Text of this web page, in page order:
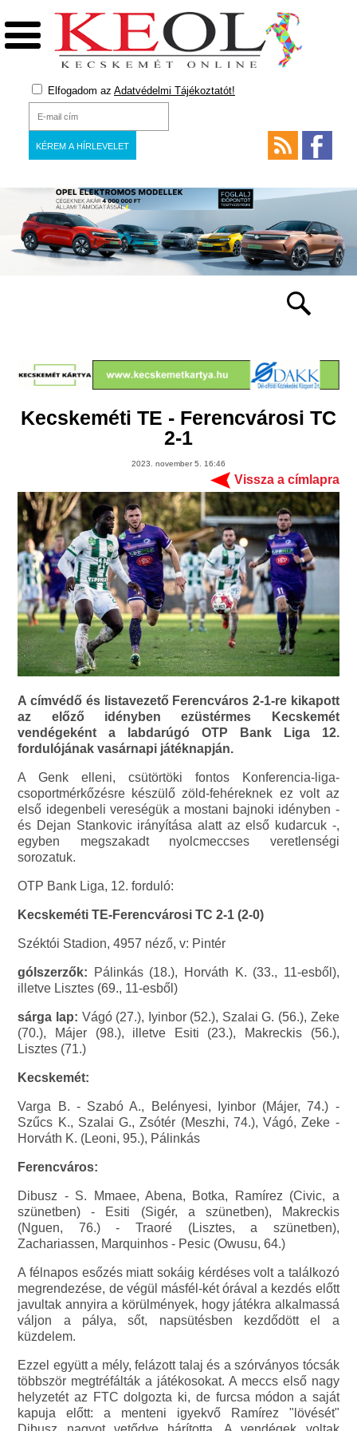
Elfogadom az Adatvédelmi Tájékoztatót!
Kecskeméti TE - Ferencvárosi TC
2-1
2023. november 5. 16:46
Vissza a címlapra
A címvédő és listavezető Ferencváros 2-1-re kikapott
az előző idényben ezüstérmes Kecskemét
vendégeként a labdarúgó OTP Bank Liga 12.
fordulójának vasárnapi játéknapján.
A Genk elleni, csütörtöki fontos Konferencia-liga-
csoportmérkőzésre készülő zöld-fehéreknek ez volt az
első idegenbeli vereségük a mostani bajnoki idényben -
és Dejan Stankovic irányítása alatt az első kudarcuk -,
egyben megszakadt nyolcmeccses veretlenségi
sorozatuk.
OTP Bank Liga, 12. forduló:
Kecskeméti TE-Ferencvárosi TC 2-1 (2-0)
Széktói Stadion, 4957 néző, v: Pintér
gólszerzők: Pálinkás (18.), Horváth K. (33., 11-esből),
illetve Lisztes (69., 11-esből)
sárga lap: Vágó (27.), Iyinbor (52.), Szalai G. (56.), Zeke
(70.), Májer (98.), illetve Esiti (23.), Makreckis (56.),
Lisztes (71.)
Kecskemét:
Varga B. - Szabó A., Belényesi, Iyinbor (Májer, 74.) -
Szűcs K., Szalai G., Zsótér (Meszhi, 74.), Vágó, Zeke -
Horváth K. (Leoni, 95.), Pálinkás
Ferencváros:
Dibusz - S. Mmaee, Abena, Botka, Ramírez (Civic, a
szünetben) - Esiti (Sigér, a szünetben), Makreckis
(Nguen, 76.) - Traoré (Lisztes, a szünetben),
Zachariassen, Marquinhos - Pesic (Owusu, 64.)
A félnapos esőzés miatt sokáig kérdéses volt a találkozó
megrendezése, de végül másfél-két órával a kezdés előtt
javultak annyira a körülmények, hogy játékra alkalmassá
váljon a pálya, sőt, napsütésben kezdődött el a
küzdelem.
Ezzel együtt a mély, felázott talaj és a szórványos tócsák
többször megtréfálták a játékosokat. A meccs első nagy
helyzetét az FTC dolgozta ki, de furcsa módon a saját
kapuja előtt: a menteni igyekvő Ramírez "lövését"